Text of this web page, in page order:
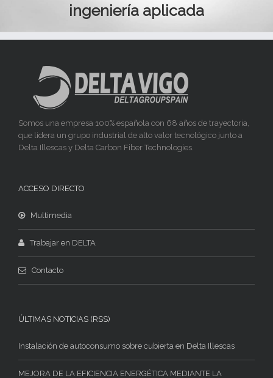
ingeniería aplicada
Somos una empresa 100% española con 68 años de trayectoria,
que lidera un grupo industrial de alto valor tecnológico junto a
Delta Illescas y Delta Carbon Fiber Technologies.
ACCESO DIRECTO
Multimedia
Trabajar en DELTA
Contacto
ÚLTIMAS NOTICIAS (RSS)
Instalación de autoconsumo sobre cubierta en Delta Illescas
MEJORA DE LA EFICIENCIA ENERGÉTICA MEDIANTE LA